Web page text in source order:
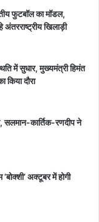
फुटबॉल का मॉडल,
खिलाड़ी
में सुधार, मुख्यमंत्री हिमंत
किया दौरा
कार्तिक-रणदीप ने
अक्टूबर में होगी